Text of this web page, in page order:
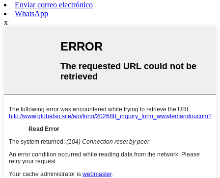
Enviar correo electrónico
WhatsApp
x